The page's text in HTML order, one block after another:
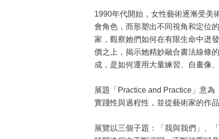
1990年代開始，女性藝術逐漸受美
會角色，而形塑出不同視角和定位
家，觀察她們如何在有限生命中迸
價之上，揭示她精妙融合書法線條
成，是如何運用大量練習、自畫像
展題「Practice and Practice」意
實踐性與過程性，並從藝術家的作
展覽以三個子題：「我與我們」、